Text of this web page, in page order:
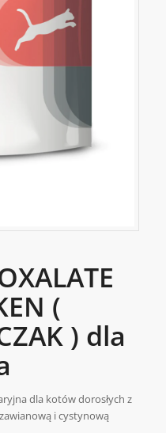
(
) dla
dla kotów dorosłych z
i cystynową